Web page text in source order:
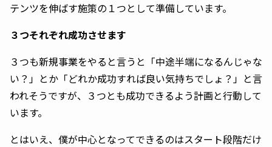
テンツを伸ばす施策の１つとして準備しています。
３つそれぞれ成功させます
３つも新規事業をやると言うと「中途半端になるんじゃな
い？」とか「どれか成功すれば良い気持ちでしょ？」と言
われそうですが、３つとも成功できるよう計画と行動して
います。
とはいえ、僕が中心となってできるのはスタート段階だけ